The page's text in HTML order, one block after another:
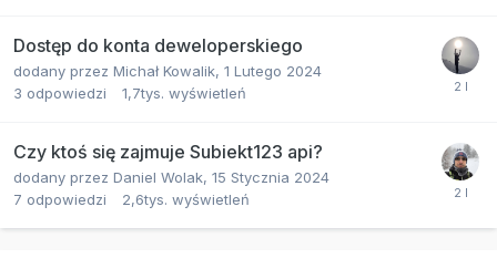
Dostęp do konta deweloperskiego
dodany przez Michał Kowalik, 1 Lutego 2024
3 odpowiedzi 1,7tys. wyświetleń
Czy ktoś się zajmuje Subiekt123 api?
dodany przez Daniel Wolak, 15 Stycznia 2024
7 odpowiedzi 2,6tys. wyświetleń